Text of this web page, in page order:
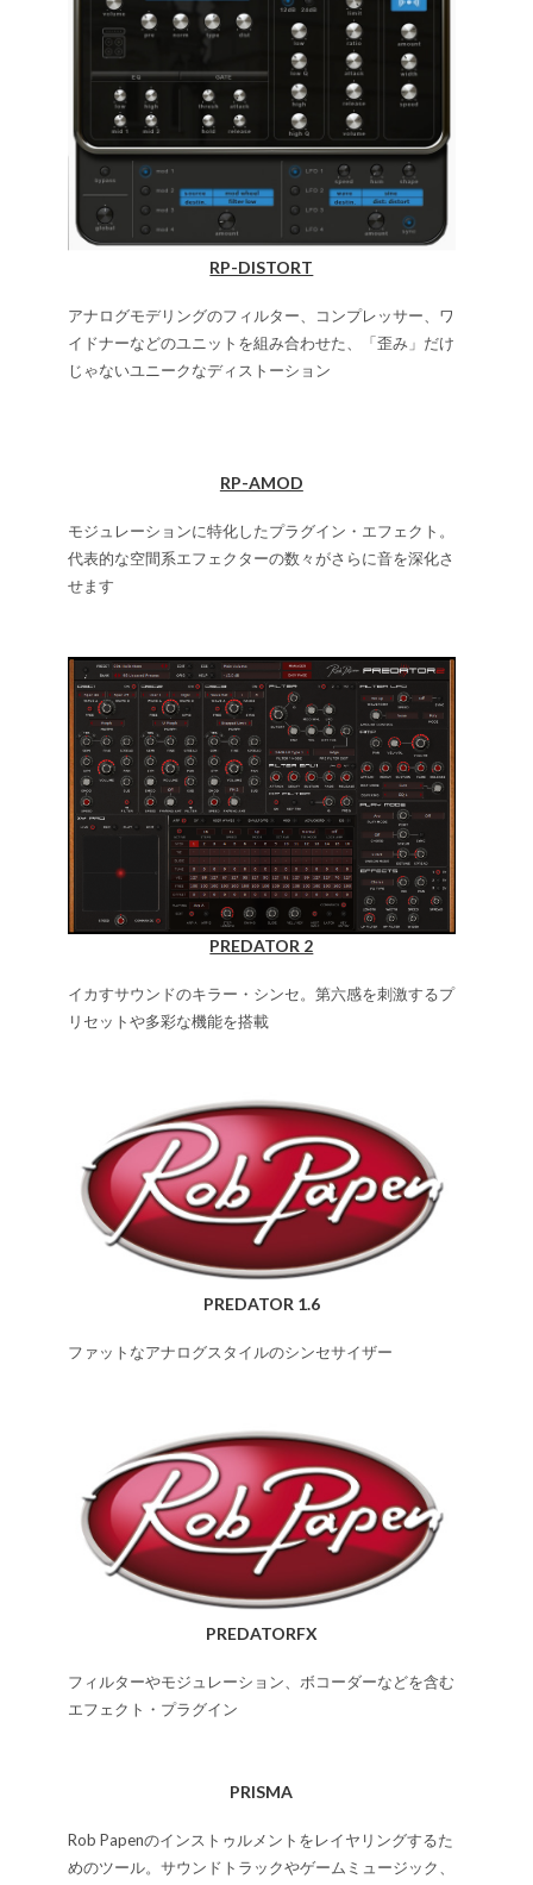
RP-DISTORT
アナログモデリングのフィルター、コンプレッサー、ワ
イドナーなどのユニットを組み合わせた、「歪み」だけ
じゃないユニークなディストーション
RP-AMOD
モジュレーションに特化したプラグイン・エフェクト。
代表的な空間系エフェクターの数々がさらに音を深化さ
せます
PREDATOR 2
イカすサウンドのキラー・シンセ。第六感を刺激するプ
リセットや多彩な機能を搭載
PREDATOR 1.6
ファットなアナログスタイルのシンセサイザー
PREDATORFX
フィルターやモジュレーション、ボコーダーなどを含む
エフェクト・プラグイン
PRISMA
Rob Papenのインストゥルメントをレイヤリングするた
めのツール。サウンドトラックやゲームミュージック、